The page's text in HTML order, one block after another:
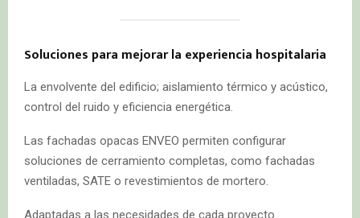
Soluciones para mejorar la experiencia hospitalaria
La envolvente del edificio; aislamiento térmico y acústico,
control del ruido y eficiencia energética.
Las fachadas opacas ENVEO permiten configurar
soluciones de cerramiento completas, como fachadas
ventiladas, SATE o revestimientos de mortero.
Adaptadas a las necesidades de cada proyecto